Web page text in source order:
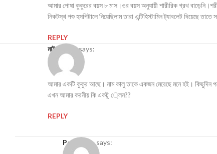
আমার পোষা কুকুরের বয়স ৮ মাস।ওর বয়স অনুযায়ী শারীরিক গ্রথ
নিকটস্থ পশু হসপিটালে নিয়েছিলাম তারা এন্টিহিস্টামিন ট্যাবলেট দিয়েছে
REPLY
মাইকেল বর্মন says:
আমার একটি কুকুর আছে। নাম কালু তাকে একজন মেরেছে মনে হই। কিছুদিন
এখন আমার করনীয় কি একটু ্লেন??
REPLY
PetLover says: